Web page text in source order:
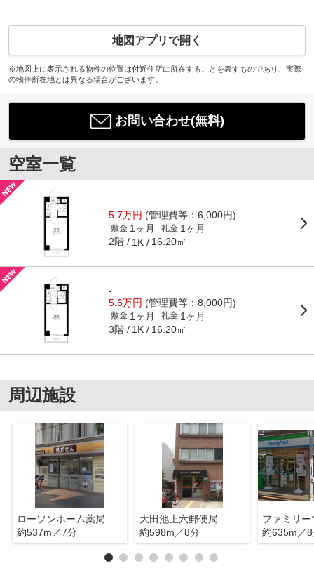
地図アプリで開く
※地図上に表示される物件の位置は付近住所に所在することを表すものであり、実際
の物件所在地とは異なる場合がございます。
お問い合わせ(無料)
空室一覧
-
5.7万円 (管理費等：6,000円)
敷金 1ヶ月 礼金 1ヶ月
2階 1K 16.20㎡
-
5.6万円 (管理費等：8,000円)
敷金 1ヶ月 礼金 1ヶ月
3階 1K 16.20㎡
周辺施設
約537m／7分
大田池上六郵便局
約598m／8分
約635m／